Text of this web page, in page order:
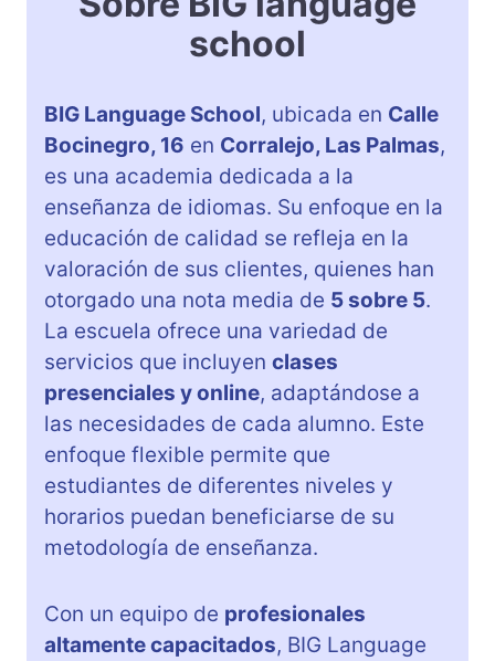
school
BIG Language School, ubicada en Calle
Bocinegro, 16 en Corralejo, Las Palmas,
es una academia dedicada a la
enseñanza de idiomas. Su enfoque en la
educación de calidad se refleja en la
valoración de sus clientes, quienes han
otorgado una nota media de 5 sobre 5.
La escuela ofrece una variedad de
servicios que incluyen clases
presenciales y online, adaptándose a
las necesidades de cada alumno. Este
enfoque flexible permite que
estudiantes de diferentes niveles y
horarios puedan beneficiarse de su
metodología de enseñanza.
Con un equipo de profesionales
altamente capacitados, BIG Language